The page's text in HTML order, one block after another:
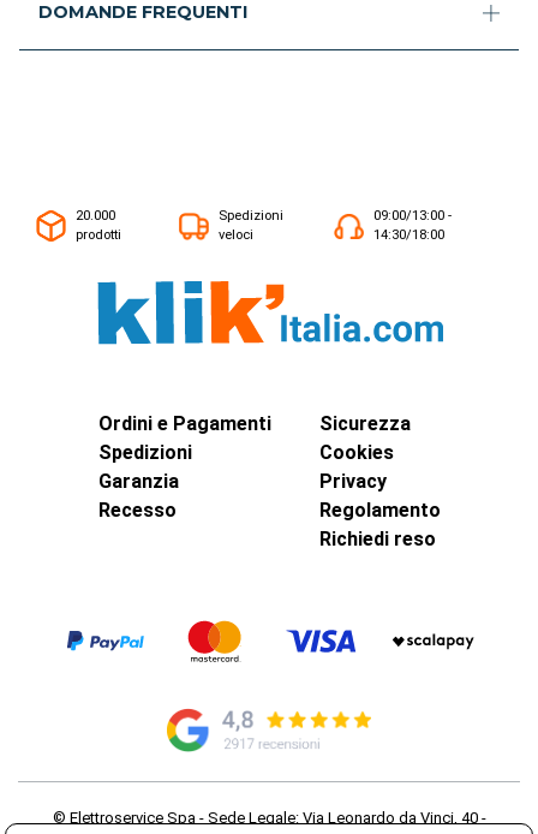
DOMANDE FREQUENTI
20.000
prodotti
Spedizioni
veloci
09:00/13:00 -
14:30/18:00
Ordini e Pagamenti
Spedizioni
Garanzia
Recesso
Sicurezza
Cookies
Privacy
Regolamento
Richiedi reso
© Elettroservice Spa - Sede Legale: Via Leonardo da Vinci, 40 -